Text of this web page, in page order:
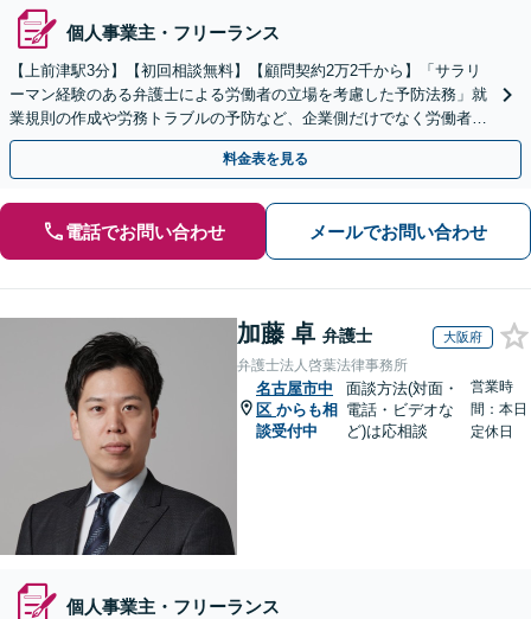
個人事業主・フリーランス
【上前津駅3分】【初回相談無料】【顧問契約2万2千から】「サラリ
ーマン経験のある弁護士による労働者の立場を考慮した予防法務」就
業規則の作成や労務トラブルの予防など、企業側だけでなく労働者の
視点も大切にしたバランスよい法務サポートを提供します
料金表を見る
電話でお問い合わせ メールでお問い合わせ
加藤 卓 弁護士 大阪府
弁護士法人啓葉法律事務所
名古屋市中
区 からも相
談受付中
面談方法(対面・
電話・ビデオな
ど)は応相談
営業時
間：本日
定休日
個人事業主・フリーランス